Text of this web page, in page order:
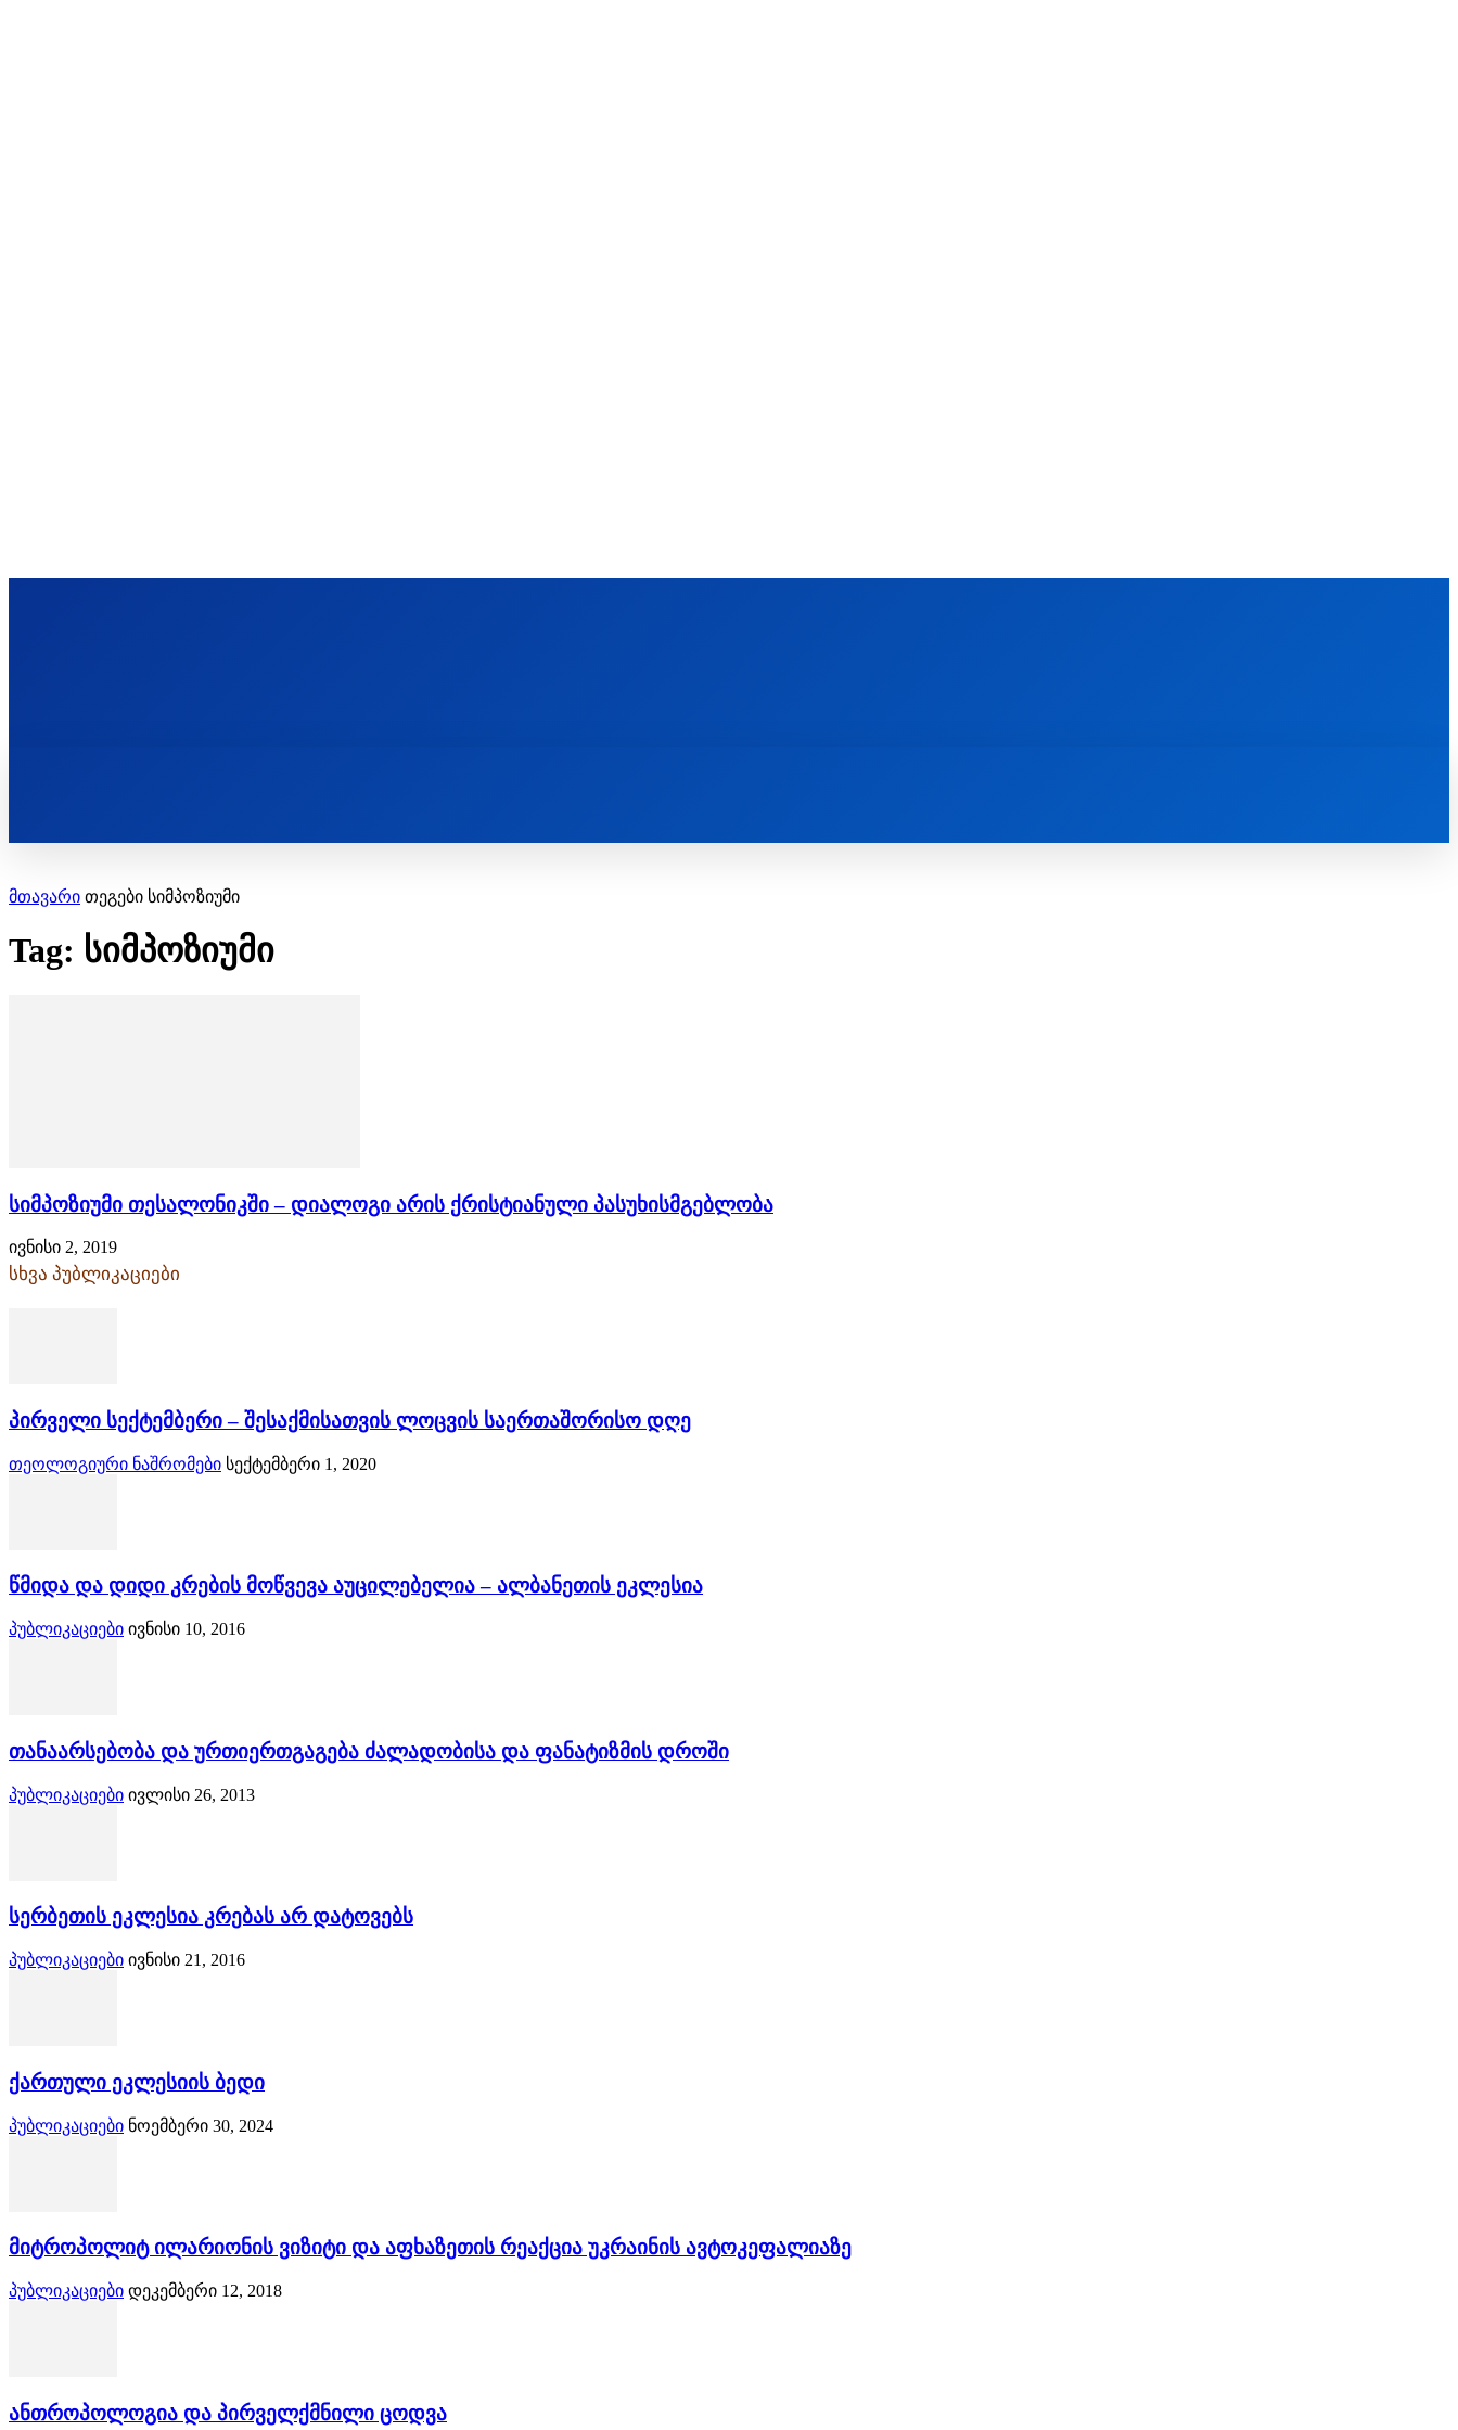
მთავარი თეგები სიმპოზიუმი
Tag: სიმპოზიუმი
სიმპოზიუმი თესალონიკში – დიალოგი არის ქრისტიანული პასუხისმგებლობა
ივნისი 2, 2019
სხვა პუბლიკაციები
პირველი სექტემბერი – შესაქმისათვის ლოცვის საერთაშორისო დღე
თეოლოგიური ნაშრომები სექტემბერი 1, 2020
წმიდა და დიდი კრების მოწვევა აუცილებელია – ალბანეთის ეკლესია
პუბლიკაციები ივნისი 10, 2016
თანაარსებობა და ურთიერთგაგება ძალადობისა და ფანატიზმის დროში
პუბლიკაციები ივლისი 26, 2013
სერბეთის ეკლესია კრებას არ დატოვებს
პუბლიკაციები ივნისი 21, 2016
ქართული ეკლესიის ბედი
პუბლიკაციები ნოემბერი 30, 2024
მიტროპოლიტ ილარიონის ვიზიტი და აფხაზეთის რეაქცია უკრაინის ავტოკეფალიაზე
პუბლიკაციები დეკემბერი 12, 2018
ანთროპოლოგია და პირველქმნილი ცოდვა